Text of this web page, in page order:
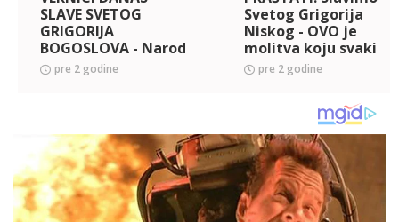
SLAVE SVETOG
GRIGORIJA
BOGOSLOVA - Narod
veruje da svi đaci
treba OVO da urade
pre 2 godine
Svetog Grigorija
Niskog - OVO je
molitva koju svaki
vernik mora da
izgovori
pre 2 godine